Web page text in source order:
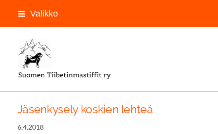
Siirry
Valikko
Jäsenkysely koskien lehteä
6.4.2018